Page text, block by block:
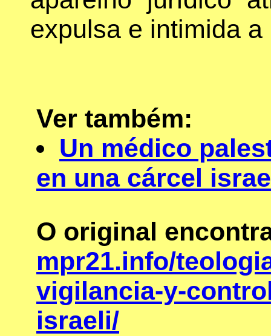
expulsa e intimida
Ver também:
Un médico
en una cárcel
O original
mpr21.info/
vigilancia-y-
israeli/